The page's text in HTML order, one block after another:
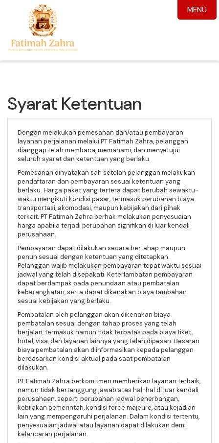
Syarat Ketentuan
Dengan melakukan pemesanan dan/atau pembayaran
layanan perjalanan melalui PT Fatimah Zahra, pelanggan
dianggap telah membaca, memahami, dan menyetujui
seluruh syarat dan ketentuan yang berlaku.
Pemesanan dinyatakan sah setelah pelanggan melakukan
pendaftaran dan pembayaran sesuai ketentuan yang
berlaku. Harga paket yang tertera dapat berubah sewaktu-
waktu mengikuti kondisi pasar, termasuk perubahan biaya
transportasi, akomodasi, maupun kebijakan dari pihak
terkait. PT Fatimah Zahra berhak melakukan penyesuaian
harga apabila terjadi perubahan signifikan di luar kendali
perusahaan.
Pembayaran dapat dilakukan secara bertahap maupun
penuh sesuai dengan ketentuan yang ditetapkan.
Pelanggan wajib melakukan pembayaran tepat waktu sesuai
jadwal yang telah disepakati. Keterlambatan pembayaran
dapat berdampak pada penundaan atau pembatalan
keberangkatan, serta dapat dikenakan biaya tambahan
sesuai kebijakan yang berlaku.
Pembatalan oleh pelanggan akan dikenakan biaya
pembatalan sesuai dengan tahap proses yang telah
berjalan, termasuk namun tidak terbatas pada biaya tiket,
hotel, visa, dan layanan lainnya yang telah dipesan. Besaran
biaya pembatalan akan diinformasikan kepada pelanggan
berdasarkan kondisi aktual pada saat pembatalan
dilakukan.
PT Fatimah Zahra berkomitmen memberikan layanan terbaik,
namun tidak bertanggung jawab atas hal-hal di luar kendali
perusahaan, seperti perubahan jadwal penerbangan,
kebijakan pemerintah, kondisi force majeure, atau kejadian
lain yang mempengaruhi perjalanan. Dalam kondisi tertentu,
penyesuaian jadwal atau layanan dapat dilakukan demi
kelancaran perjalanan.
MENU